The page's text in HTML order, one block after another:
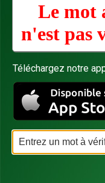
Le mot
n'est pas
Téléchargez notre